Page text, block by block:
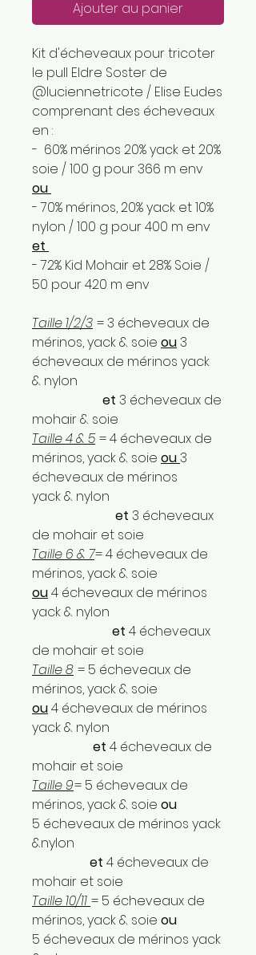
Ajouter au panier
Kit d'écheveaux pour tricoter
le pull Eldre Soster de
@luciennetricote / Elise Eudes
comprenant des écheveaux
en :
- 60% mérinos 20% yack et 20%
soie / 100 g pour 366 m env
ou
- 70% mérinos, 20% yack et 10%
nylon / 100 g pour 400 m env
et
- 72% Kid Mohair et 28% Soie /
50 pour 420 m env
Taille 1/2/3 = 3 écheveaux de
mérinos, yack & soie ou3
écheveaux de mérinos yack
& nylon
et 3 écheveaux de
mohair & soie
Taille 4 & 5 = 4 écheveaux de
mérinos, yack & soie ou3
écheveaux de mérinos
yack & nylon
et 3 écheveaux
de mohair et soie
Taille 6 & 7= 4 écheveaux de
mérinos, yack & soie
ou4 écheveaux de mérinos
yack & nylon
et 4 écheveaux
de mohair et soie
Taille 8 = 5 écheveaux de
mérinos, yack & soie
ou4 écheveaux de mérinos
yack & nylon
et 4 écheveaux de
mohair et soie
Taille 9= 5 écheveaux de
mérinos, yack & soie ou
5 écheveaux de mérinos yack
&nylon
et 4 écheveaux de
mohair et soie
Taille 10/11 = 5 écheveaux de
mérinos, yack & soie ou
5 écheveaux de mérinos yack